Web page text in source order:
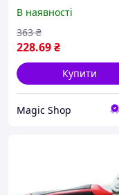
інженерів Snap N Grip
набір 2 шт! BEST
В наявності
228.69₴
363 ₴
Купити
Magic Shop